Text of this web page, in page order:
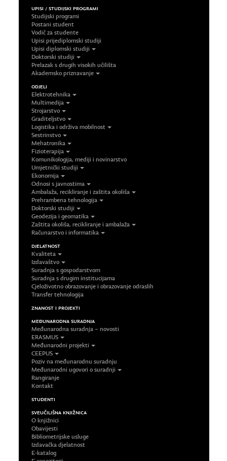
UPISI / STUDIJSKI PROGRAMI
Studijski programi
Postani student
Vodič za studente
Upisi prijediplomski studiji
Upisi diplomski studiji
Doktorski studiji
Prelazak s drugih visokih učilišta
Akademsko priznavanje
ODJELI
Elektrotehnika
Multimedija
Strojarstvo
Graditeljstvo
Logistika i održiva mobilnost
Sestrinstvo
Mehatronika
Fizioterapija
Komunikologija, mediji i novinarstvo
Umjetnički studiji
Ekonomija
Odnosi s javnostima
Ambalaža, recikliranje i zaštita okoliša
Prehrambena tehnologija
Doktorski studiji
Geodezija i geomatika
Zaštita okoliša, recikliranje i ambalaža
Računarstvo i informatika
DJELATNOST
Kvaliteta
Izdavaštvo
Suradnja s gospodarstvom
Suradnja s drugim institucijama
Cjeloživotno obrazovanje i obrazovanje odraslih
Transfer tehnologija
ZNANOST I PROJEKTI
MEĐUNARODNA SURADNJA
Međunarodna suradnja – novosti
ERASMUS
Međunarodni projekti
CEEPUS
Poziv na međunarodnu suradnju
Međunarodni ugovori o suradnji
Rangiranje
Kontakt
STUDENTI
SVEUČILIŠNA KNJIŽNICA
O knjižnici
Obavijesti
Bibliometrijske usluge
Izdavačka djelatnost
E-katalog